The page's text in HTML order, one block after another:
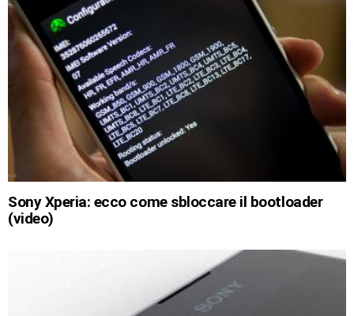
Sony Xperia: ecco come sbloccare il bootloader
(video)